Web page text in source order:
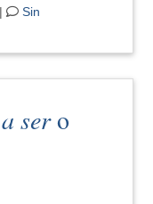
|
Sin
sero